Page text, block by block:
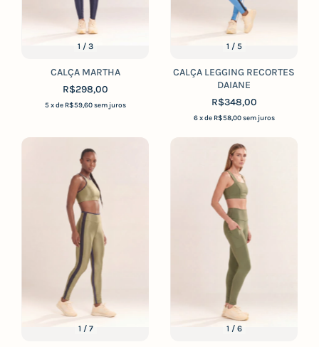
1 / 3
CALÇA MARTHA
R$298,00
5 x de R$59,60 sem juros
1 / 5
CALÇA LEGGING RECORTES
DAIANE
R$348,00
6 x de R$58,00 sem juros
1 / 7 1 / 6